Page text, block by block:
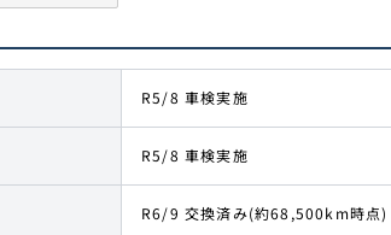
R5/8 車検実施
R5/8 車検実施
R6/9 交換済み(約68,500km時点)